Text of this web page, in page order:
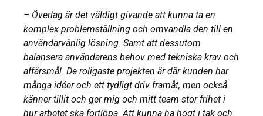
– Överlag är det väldigt givande att kunna ta en
komplex problemställning och omvandla den till en
användarvänlig lösning. Samt att dessutom
balansera användarens behov med tekniska krav och
affärsmål. De roligaste projekten är där kunden har
många idéer och ett tydligt driv framåt, men också
känner tillit och ger mig och mitt team stor frihet i
hur arbetet ska fortlöpa. Att kunna ha högt i tak och